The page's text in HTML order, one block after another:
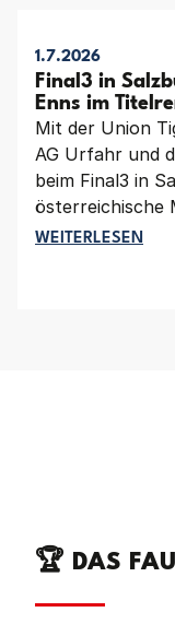
Final3 in
Enns im
1.7.2026
Mit der Union
AG Urfahr und
beim Final3 in
österreichische
WEITERLESEN
FINAL3 IN
🏆 DAS